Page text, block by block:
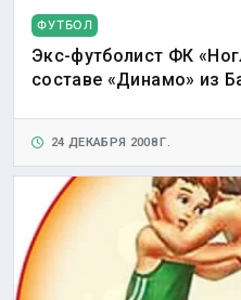
ФУТБОЛ
Экс-футболист ФК
составе «Динамо» из
24 ДЕКАБРЯ 2008 Г.